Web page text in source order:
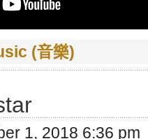
(音樂)
1, 2018 6:36 pm